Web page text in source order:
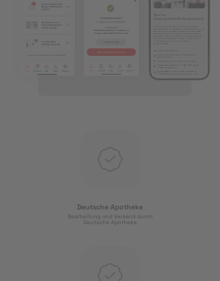
Deutsche Apotheke
Bearbeitung und Versand durch
Deutsche Apotheke